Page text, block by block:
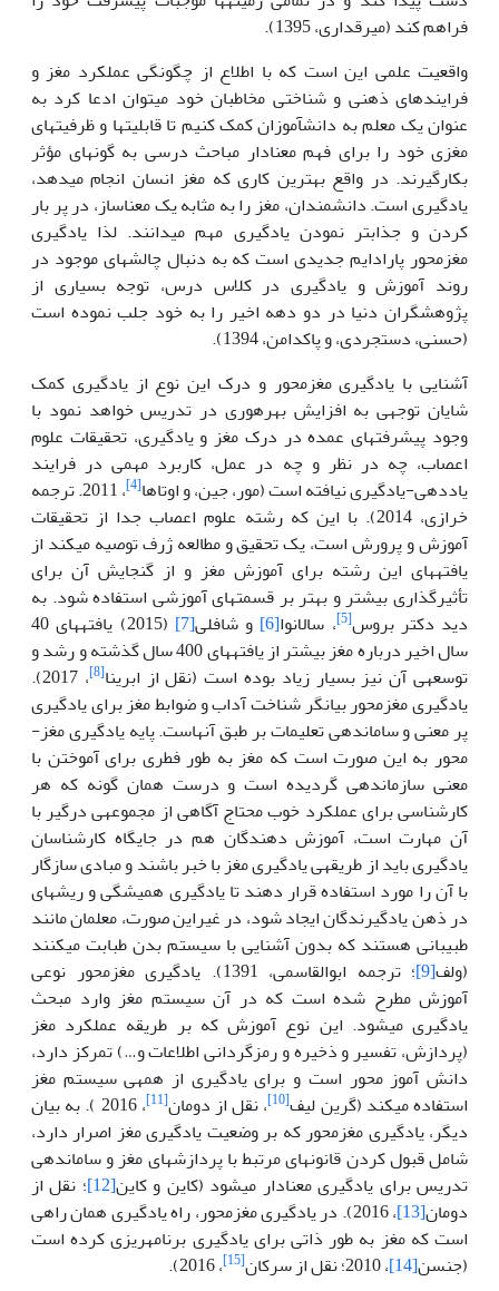
فراهم کند (میرقداری، 1395).
واقعیت علمی این است که با اطلاع از چگونگی عملکرد مغز و
فرایند­های ذهنی و شناختی مخاطبان خود می­توان ادعا کرد به
عنوان یک معلم به دانش­آموزان کمک کنیم تا قابلیت­ها و ظرفیت­های
مغزی خود را برای فهم معنادار مباحث درسی به گونه­ای مؤثر
بکارگیرند. در واقع بهترین کاری که مغز انسان انجام می­دهد،
یادگیری است. دانشمندان، مغز را به مثابه یک معنا­ساز، در پر بار
کردن و جذاب­تر نمودن یادگیری مهم می­دانند. لذا یادگیری
مغزمحور پارادایم جدیدی است که به دنبال چالش­های موجود در
روند آموزش و یادگیری در کلاس درس، توجه بسیاری از
پژوهشگران دنیا در دو دهه اخیر را به خود جلب نموده است
(حسنی، دستجردی، و پاکدامن، 1394).
آشنایی با یادگیری مغزمحور و درک این نوع از یادگیری کمک
شایان توجهی به افزایش بهره­وری در تدریس خواهد نمود با
وجود پیشرفت­های عمده در درک مغز و یادگیری، تحقیقات علوم
اعصاب، چه در نظر و چه در عمل، کاربرد مهمی در فرایند
یاددهی­-یادگیری نیافته است (مور، جین، و اوتاها[4]
، 2011. ترجمه
خرازی، 2014). با این که رشته علوم اعصاب جدا از تحقیقات
آموزش و پرورش است، یک تحقیق و مطالعه ژرف توصیه می­کند از
یافته­های این رشته برای آموزش مغز و از گنجایش آن برای
تأثیرگذاری بیشتر و بهتر بر قسمت­های آموزشی استفاده شود. به
دید دکتر بروس[5] ، سالانوا[6] و شافلی[7]
(2015) یافته­های 40
سال اخیر درباره مغز بیشتر از یافته­های 400 سال گذشته و رشد و
توسعه­ی آن نیز بسیار زیاد بوده است (نقل از ابرینا[8]
، 2017).
یادگیری مغزمحور بیان­گر شناخت آداب و ضوابط مغز برای یادگیری
پر معنی و ساماندهی تعلیمات بر طبق آن­هاست. پایه یادگیری مغز­
محور به این صورت است که مغز به طور فطری برای آموختن با
معنی سازماندهی گردیده است و درست همان گونه که هر
کارشناسی برای عملکرد خوب محتاج آگاهی از مجموعه­ی درگیر با
آن مهارت است، آموزش دهندگان هم در جایگاه کارشناسان
یادگیری باید از طریقه­ی یادگیری مغز با خبر باشند و مبادی سازگار
با آن را مورد استفاده قرار دهند تا یادگیری همیشگی و ریشه­ای
در ذهن یادگیرندگان ایجاد شود، در غیراین صورت، معلمان مانند
طبیبانی هستند که بدون آشنایی با سیستم بدن طبابت می­کنند
(ولف[9]
؛ ترجمه ابوالقاسمی، 1391). یادگیری مغزمحور نوعی
آموزش مطرح شده است که در آن سیستم مغز وارد مبحث
یادگیری می­شود. این نوع آموزش که بر طریقه عملکرد مغز
(پردازش، تفسیر و ذخیره و رمزگردانی اطلاعات و…) تمرکز دارد،
دانش آموز محور است و برای یادگیری از همه­ی سیستم مغز
استفاده می­کند (گرین لیف[10] ، نقل از دومان[11]
، 2016 ). به بیان
دیگر، یادگیری مغزمحور که بر وضعیت یادگیری مغز اصرار دارد،
شامل قبول کردن قانون­های مرتبط با پردازش­های مغز و ساماندهی
تدریس برای یادگیری معنادار می­شود (کاین و کاین[12]
؛ نقل از
دومان[13]
، 2016). در یادگیری مغزمحور، راه یادگیری همان راهی
است که مغز به طور ذاتی برای یادگیری برنامه­ریزی کرده است
(جنسن[14] ، 2010؛ نقل از سرکان [15]
، 2016).